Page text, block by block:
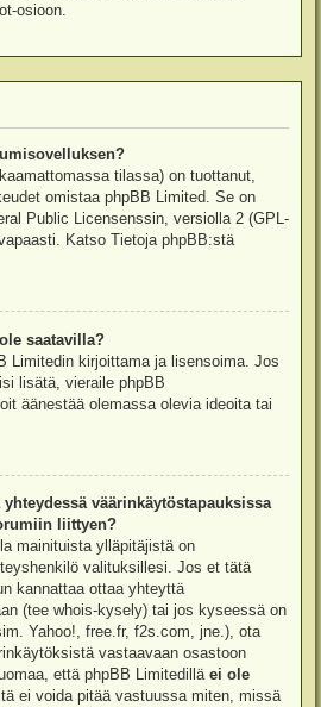
osioon.
tilassa) on tuottanut,
omistaa phpBB Limited . Se on
Public Licensenssin, versiolla 2 (GPL-
Katso Tietoja phpBB:stä
saatavilla?
Limitedin kirjoittama ja lisensoima. Jos
lisätä, vieraile phpBB
äänestää olemassa olevia ideoita tai
väärinkäytöstapauksissa
liittyen?
mainituista ylläpitäjistä on
valituksillesi. Jos et tätä
kannattaa ottaa yhteyttä
(tee whois-kysely) tai jos kyseessä on
Yahoo!, free.fr, f2s.com, jne.), ota
vastaavaan osastoon
että phpBB Limitedillä ei ole
ei voida pitää vastuussa miten, missä